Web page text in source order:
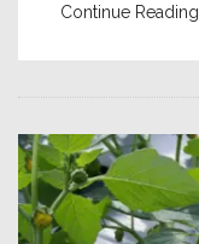
Continue Reading